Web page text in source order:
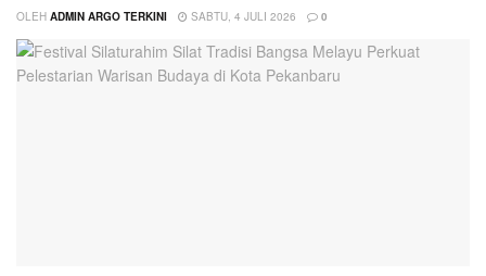
OLEH ADMIN ARGO TERKINI SABTU, 4 JULI 2026 0